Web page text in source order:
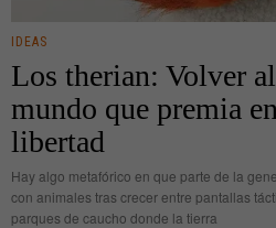
IDEAS
Los therian: Volver
mundo que premia
libertad
Hay algo metafórico en que parte de la
con animales tras crecer entre pantallas
parques de caucho donde la tierra